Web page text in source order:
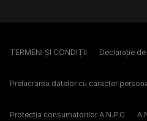
TERMENI ȘI CONDIȚII Declarație
Prelucrarea datelor cu caracter
Protecția consumatorilor A.N.P.C